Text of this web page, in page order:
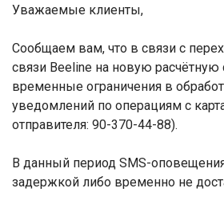
Уважаемые клиенты,
Сообщаем вам, что в связи с
связи Beeline на новую
временные ограничения в
уведомлений по операциям с
отправителя: 90-370-44-88).
В данный период SMS-оповещения
задержкой либо временно не